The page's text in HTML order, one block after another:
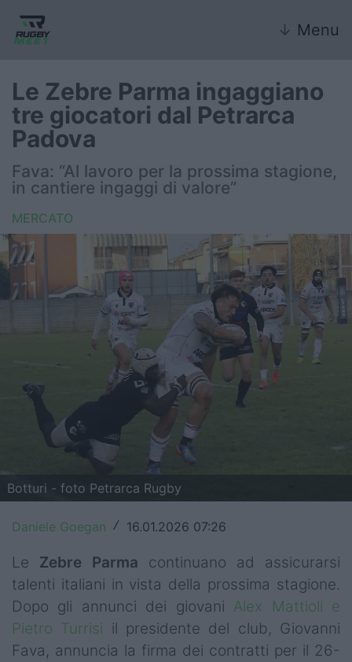
↓ Menu
Nazionale
Nazionali giovanili
Rugby Sevens
FIR
Internazionale
United Rugby Championship
Premiership
Champions Cup
Challenge Cup
Super Rugby
Rugby in TV
Mercato
Le Zebre Parma ingaggiano
tre giocatori dal Petrarca
Padova
Fava: “Al lavoro per la prossima stagione,
in cantiere ingaggi di valore”
MERCATO
Botturi - foto Petrarca Rugby
Daniele Goegan / 16.01.2026 07:26
Le Zebre Parma continuano ad assicurarsi
talenti italiani in vista della prossima stagione.
Dopo gli annunci dei giovani Alex Mattioli e
Pietro Turrisi
il presidente del club, Giovanni
Fava, annuncia la firma dei contratti per il 26-